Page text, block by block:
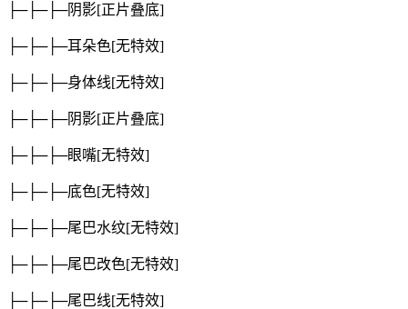
├─├─├─阴影[正片叠底]
├─├─├─耳朵色[无特效]
├─├─├─身体线[无特效]
├─├─├─阴影[正片叠底]
├─├─├─眼嘴[无特效]
├─├─├─底色[无特效]
├─├─├─尾巴水纹[无特效]
├─├─├─尾巴改色[无特效]
├─├─├─尾巴线[无特效]